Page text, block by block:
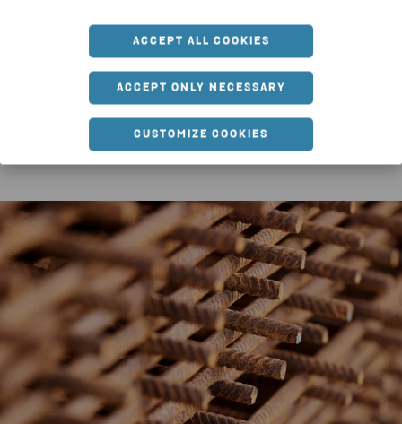
ACCEPT ALL COOKIES
ACCEPT ONLY NECESSARY
CUSTOMIZE COOKIES